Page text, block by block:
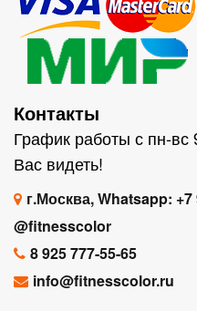
Контакты
График работы с пн-
Вас видеть!
г.Москва, Whatsapp:
@fitnesscolor
8 925 777-55-65
info@fitnesscolor.ru